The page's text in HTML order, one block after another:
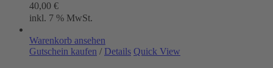
40,00 €
inkl. 7 % MwSt.
Warenkorb ansehen
Gutschein kaufen / Details Quick View